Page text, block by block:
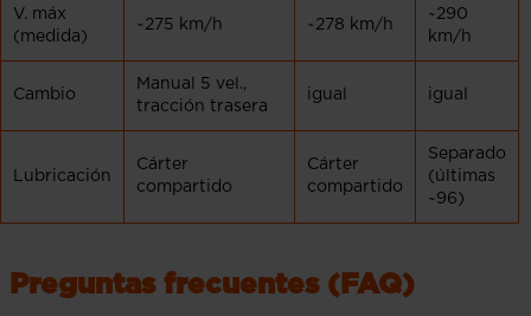
V. máx
(medida)
~275 km/h ~278 km/h
~290
km/h
Cambio
Manual 5 vel.,
tracción trasera
igual igual
Lubricación
Cárter
compartido
Cárter
compartido
Separado
(últimas
~96)
Preguntas frecuentes (FAQ)